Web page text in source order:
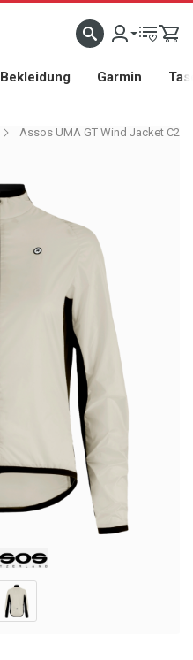
Bekleidung Garmin
Assos UMA GT Wind Jacket C2